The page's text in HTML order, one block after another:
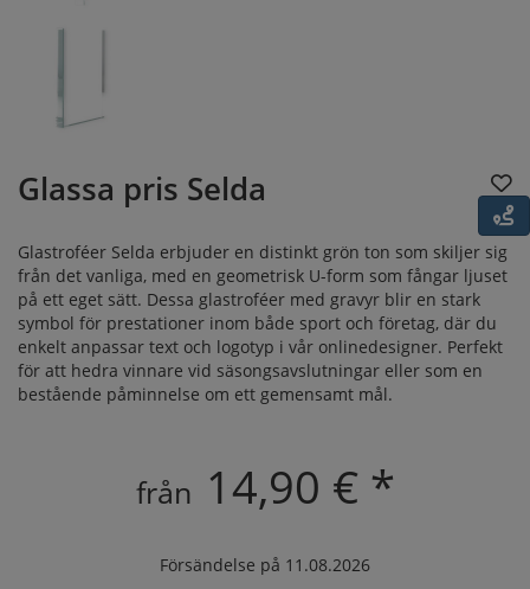
Glassa pris Selda
Glastroféer Selda erbjuder en distinkt grön ton som skiljer sig
från det vanliga, med en geometrisk U-form som fångar ljuset
på ett eget sätt. Dessa glastroféer med gravyr blir en stark
symbol för prestationer inom både sport och företag, där du
enkelt anpassar text och logotyp i vår onlinedesigner. Perfekt
för att hedra vinnare vid säsongsavslutningar eller som en
bestående påminnelse om ett gemensamt mål.
från 14,90 € *
Försändelse på 11.08.2026